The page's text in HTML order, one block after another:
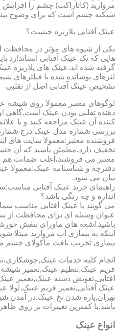
مروارید (کاتاراکت) چشم را
شبکیه چشم است که برای وضوح
عینک آفتابی پلاریزه چیست؟
یکی از شیوه های مؤثر در محافظت
گرفته شده اند.عینک های پلاریزه
لنزهای پوشانده شده با فیلترهای
تشخیص عینک آفتابی اصل از تقلبی
لوگوهای معتبر معمولا روی شیشه
دهنده تقلبی بودن عینک است.گاهی
کننده آن عینک مراجعه کنید و با
بررسی شماره مدل عینک درج
فروشنده معتبر:معمولا سایت های
تخفیف دارد،مطمئن باشید که آن
معتبر می فروشند،اغلب ضمانت هم
دفترچه و شناسنامه عینک:معمولا
بیان می شود.
راهنمای خرید عینک آفتابی
اندازه و چه رنگی باشد؟
می گویند با عینک آفتابی مناسب
عنوان وسیله ای برای محافظت از
باشید.اشعه های ماورای بنفش
اینکه به بیماری آب مروارید
بیماری تخریب بافت ماکولای چشم
انجام کلیه خدمات
فریم عینک,تنظیم عینک,تعمیر
افتابی,تعویض دسته عینک,تعمیر
عینک آفتابی,تعمیر فریم
تهران,پاره شدن نخ عینک,در
باشد.با کمترین تغییرات بر روی
انواع عینک